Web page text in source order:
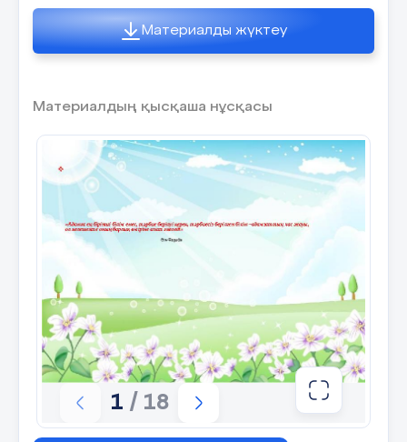
Мысалы: менің қорғанысым,күтетін
жер, отбасылық ұйытқысы
Мимика жест арқылы өзіңіздің бала
4. «Тапқырлық» кірпіші
Мектеп сөзінің әрбір әрпінен
балаңыздың мінезін сипаттаңыз.
5«Түсінушілік»
Сурет арқылы баланың мінезін анықтау.
Бұл төбесі -жақсы көңіл күй екенін
білдіреді.Тапсырма: бір минут ішінде
дөңгелек ішіне баланың бақытты көңіл
күйін салу керекпіз және жапсыру. Үйіміз
дайын.
Материалды жүктеу
Материалдың қысқаша нұсқасы
1 / 18